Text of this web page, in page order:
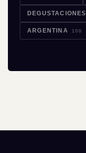
DEGUSTACIONES
ARGENTINA 100